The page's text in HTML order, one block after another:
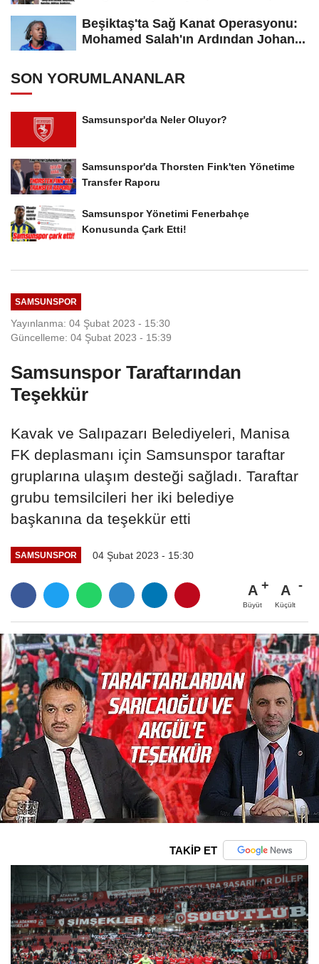
Beşiktaş'ta Sağ Kanat Operasyonu:
Mohamed Salah'ın Ardından Johan...
SON YORUMLANANLAR
Samsunspor'da Neler Oluyor?
Samsunspor'da Thorsten Fink'ten Yönetime
Transfer Raporu
Samsunspor Yönetimi Fenerbahçe
Konusunda Çark Etti!
SAMSUNSPOR
Yayınlanma: 04 Şubat 2023 - 15:30
Güncelleme: 04 Şubat 2023 - 15:39
Samsunspor Taraftarından
Teşekkür
Kavak ve Salıpazarı Belediyeleri, Manisa
FK deplasmanı için Samsunspor taraftar
gruplarına ulaşım desteği sağladı. Taraftar
grubu temsilcileri her iki belediye
başkanına da teşekkür etti
SAMSUNSPOR 04 Şubat 2023 - 15:30
A
Büyüt
A
Küçült
TAKİP ET